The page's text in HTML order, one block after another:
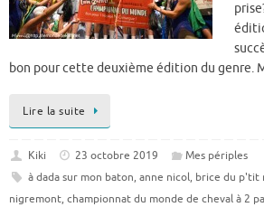
bon pour cette deuxième édition du genre.
Lire la suite
Kiki 23 octobre 2019
Mes périples
à dada sur mon baton, anne nicol, brice du p'tit
nigremont, championnat du monde de cheval à 2